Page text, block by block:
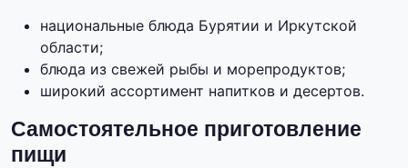
национальные блюда Бурятии и Иркутской
области;
блюда из свежей рыбы и морепродуктов;
широкий ассортимент напитков и десертов.
Самостоятельное приготовление
пищи